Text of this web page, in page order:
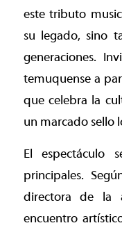
este tributo
su legado, sino
generaciones.
temuquense a
que celebra la
un marcado sello
El espectáculo
principales.
directora de la
encuentro